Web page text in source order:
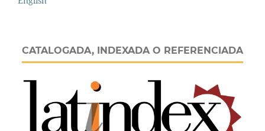
CATALOGADA, INDEXADA O REFERENCIADA